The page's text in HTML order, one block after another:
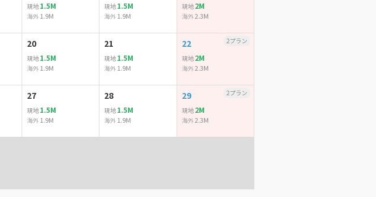
現地 1.5M
海外 1.9M
現地1.5M
海外 1.9M
現地 2M
海外2.3M
20
現地 1.5M
海外 1.9M
21
現地1.5M
海外 1.9M
22
2プラン
現地 2M
海外2.3M
27
現地 1.5M
海外 1.9M
28
現地1.5M
海外 1.9M
29
2プラン
現地 2M
海外2.3M